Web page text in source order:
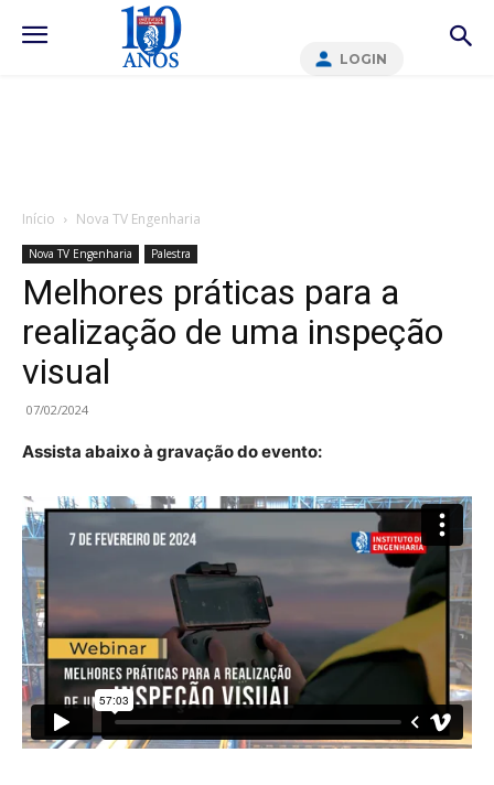
LOGIN
Início Nova TV Engenharia
Nova TV Engenharia Palestra
Melhores práticas para a
realização de uma inspeção
visual
07/02/2024
Assista abaixo à gravação do evento: